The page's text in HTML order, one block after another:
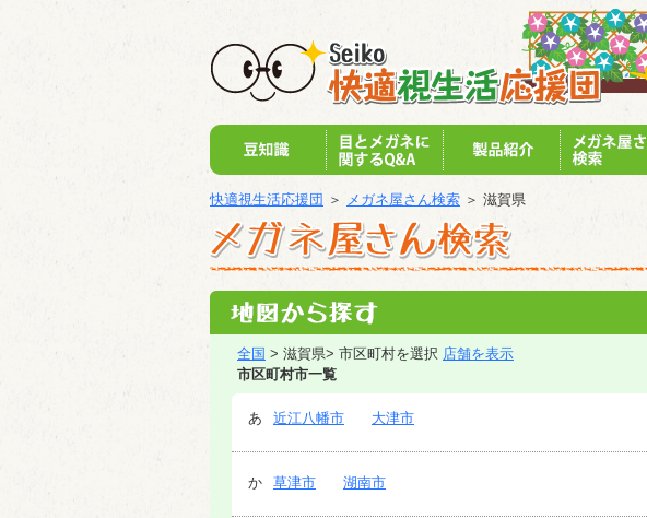
快適視生活応援団 ＞ メガネ屋さん検索 ＞ 滋賀県
全国 > 滋賀県> 市区町村を選択 店舗を表示
市区町村市一覧
あ 近江八幡市 大津市
か 草津市 湖南市